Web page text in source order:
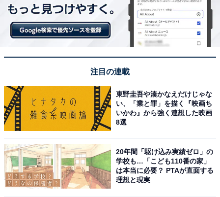
注目の連載
東野圭吾や湊かなえだけじゃな
い、「業と罪」を描く『映画ち
いかわ』から強く連想した映画
8選
20年間「駆け込み実績ゼロ」の
学校も…「こども110番の家」
は本当に必要？ PTAが直面する
理想と現実